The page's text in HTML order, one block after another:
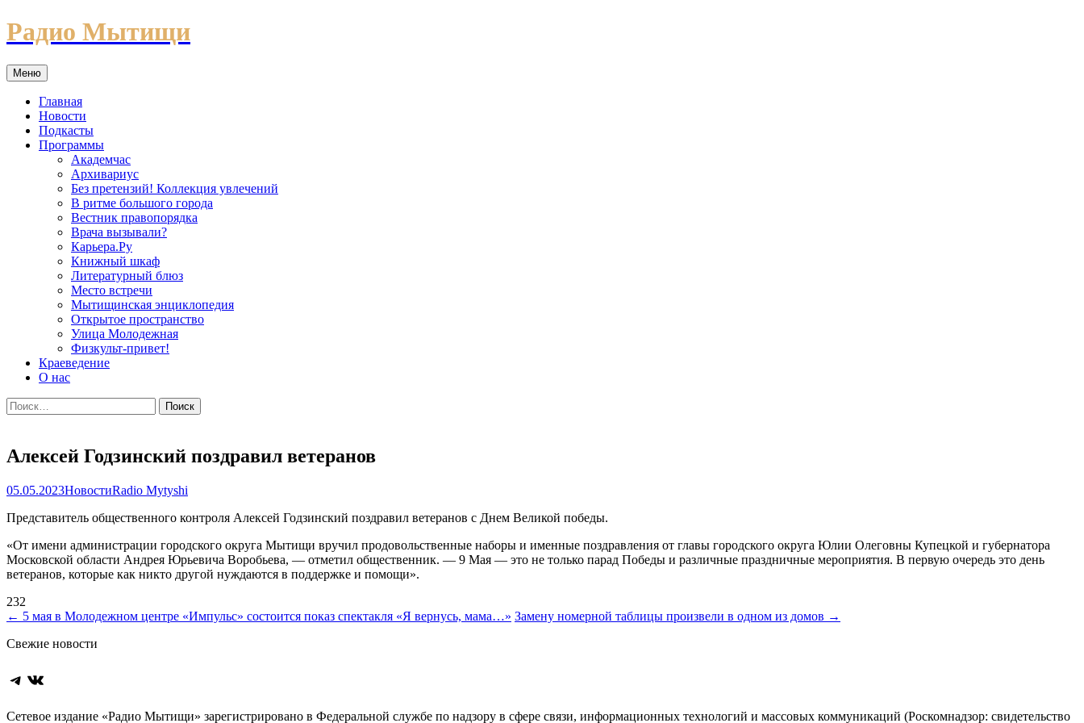
Перейти
к
Радио Мытищи
Меню
Главная
Новости
Подкасты
Программы
Академчас
Архивариус
Без претензий! Коллекция увлечений
В ритме большого города
Вестник правопорядка
Врача вызывали?
Карьера.Ру
Книжный шкаф
Литературный блюз
Место встречи
Мытищинская энциклопедия
Открытое пространство
Улица Молодежная
Физкульт-привет!
Краеведение
О нас
Найти:
Алексей Годзинский поздравил ветеранов
05.05.2023НовостиRadio Mytyshi
Представитель общественного контроля Алексей Годзинский поздравил ветеранов с Днем Великой победы.
«От имени администрации городского округа Мытищи вручил продовольственные наборы и именные поздравления от главы городского округа Юлии Олеговны Купецкой и губернатора
Московской области Андрея Юрьевича Воробьева, — отметил общественник. — 9 Мая — это не только парад Победы и различные праздничные мероприятия. В первую очередь это день
ветеранов, которые как никто другой нуждаются в поддержке и помощи».
232
Навигация
по
← 5 мая в Молодежном центре «Импульс» состоится показ спектакля «Я вернусь, мама…» Замену номерной таблицы произвели в одном из домов →
Свежие новости
Telegram
ВКонтакте
Сетевое издание «Радио Мытищи» зарегистрировано в Федеральной службе по надзору в сфере связи, информационных технологий и массовых коммуникаций (Роскомнадзор: свидетельство